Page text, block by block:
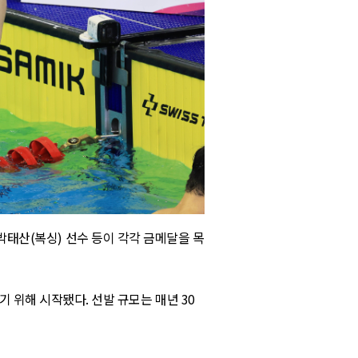
태산(복싱) 선수 등이 각각 금메달을 목
위해 시작됐다. 선발 규모는 매년 30